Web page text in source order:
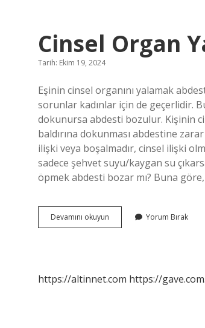
Cinsel Organ
Tarih: Ekim 19, 2024
Eşinin cinsel organını yalamak
sorunlar kadınlar için de geçerlidir.
dokunursa abdesti bozulur. Kişinin
baldırına dokunması abdestine
ilişki veya boşalmadır, cinsel ilişki
sadece şehvet suyu/kaygan su
öpmek abdesti bozar mı? Buna
Devamını okuyun
Organ
Yorum Bırak
https://altinnet.com https://